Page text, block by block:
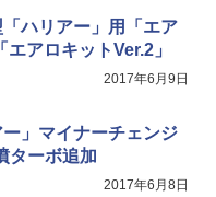
ハリアー」用「エア
アロキットVer.2」
2017年6月9日
ー」マイナーチェンジ
ターボ追加
2017年6月8日